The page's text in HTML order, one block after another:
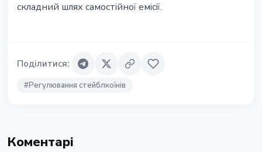
складний шлях самостійної емісії.
Поділитися:
#Регулювання стейблкоїнів
Коментарі